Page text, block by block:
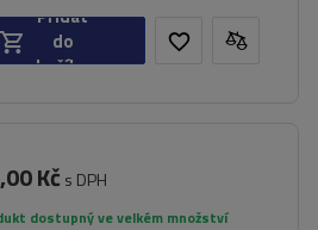
Přidat
do
košíku
Kč s DPH
dostupný ve velkém množství